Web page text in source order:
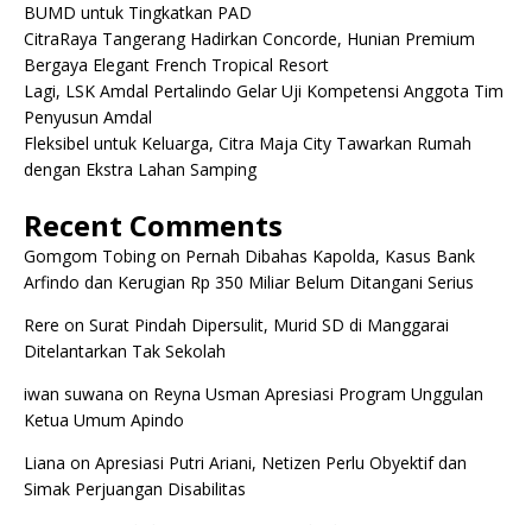
BUMD untuk Tingkatkan PAD
CitraRaya Tangerang Hadirkan Concorde, Hunian Premium
Bergaya Elegant French Tropical Resort
Lagi, LSK Amdal Pertalindo Gelar Uji Kompetensi Anggota Tim
Penyusun Amdal
Fleksibel untuk Keluarga, Citra Maja City Tawarkan Rumah
dengan Ekstra Lahan Samping
Recent Comments
Gomgom Tobingon Pernah Dibahas Kapolda, Kasus Bank
Arfindo dan Kerugian Rp 350 Miliar Belum Ditangani Serius
Rere on Surat Pindah Dipersulit, Murid SD di Manggarai
Ditelantarkan Tak Sekolah
iwan suwana on Reyna Usman Apresiasi Program Unggulan
Ketua Umum Apindo
Liana on Apresiasi Putri Ariani, Netizen Perlu Obyektif dan
Simak Perjuangan Disabilitas